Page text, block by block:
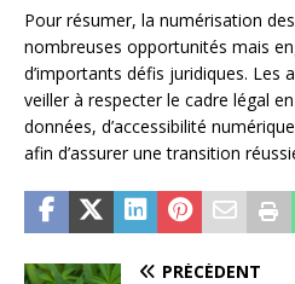
Pour résumer, la numérisation
nombreuses opportunités mais
d’importants défis juridiques. Les
veiller à respecter le cadre légal
données, d’accessibilité
afin d’assurer une transition
PRÉCÉDENT